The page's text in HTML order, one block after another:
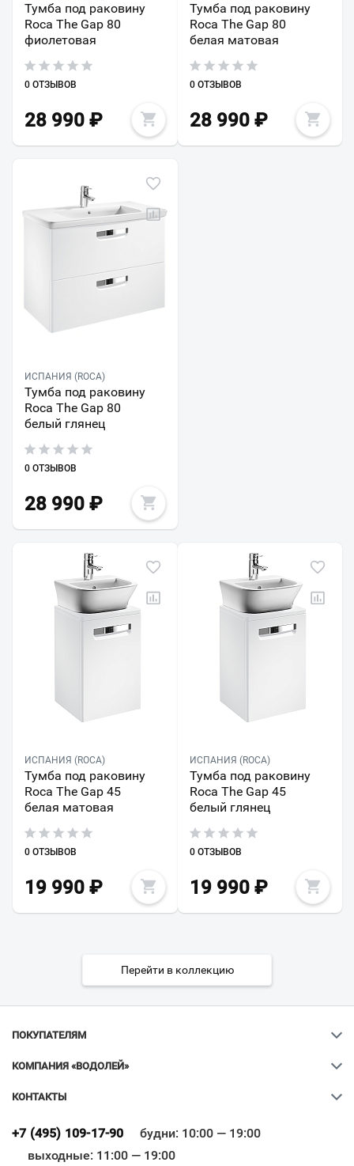
Тумба под раковину
Roca The Gap 80
фиолетовая
0 ОТЗЫВОВ
28 990 ₽
Тумба под раковину
Roca The Gap 80
белая матовая
0 ОТЗЫВОВ
28 990₽
ИСПАНИЯ (ROCA)
Тумба под раковину
Roca The Gap 80
белый глянец
0 ОТЗЫВОВ
28 990 ₽
ИСПАНИЯ (ROCA)
Тумба под раковину
Roca The Gap 45
белая матовая
0 ОТЗЫВОВ
19 990 ₽
ИСПАНИЯ (ROCA)
Тумба под раковину
Roca The Gap 45
белый глянец
0 ОТЗЫВОВ
19 990₽
Перейти в коллекцию
ПОКУПАТЕЛЯМ
КОМПАНИЯ «ВОДОЛЕЙ»
КОНТАКТЫ
+7 (495) 109-17-90
будни: 10:00 — 19:00
выходные: 11:00 — 19:00
Всё верно